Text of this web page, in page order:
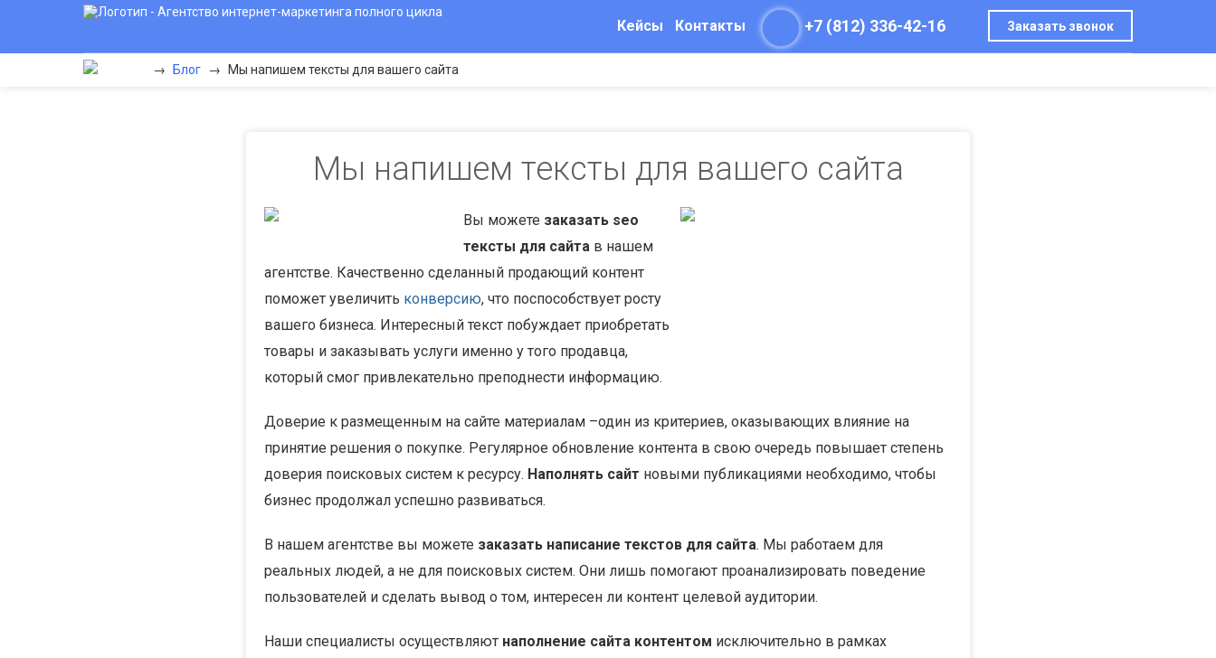
Кейсы Контакты +7 (812) 336-42-16 Заказать звонок
→ Блог → Мы напишем тексты для вашего сайта
Мы напишем тексты для вашего сайта
Вы можете заказать seo
тексты для сайта в нашем
агентстве. Качественно сделанный продающий контент
поможет увеличить конверсию, что поспособствует росту
вашего бизнеса. Интересный текст побуждает приобретать
товары и заказывать услуги именно у того продавца,
который смог привлекательно преподнести информацию.
Доверие к размещенным на сайте материалам –один из критериев, оказывающих влияние на
принятие решения о покупке. Регулярное обновление контента в свою очередь повышает степень
доверия поисковых систем к ресурсу. Наполнять сайт новыми публикациями необходимо, чтобы
бизнес продолжал успешно развиваться.
В нашем агентстве вы можете заказать написание текстов для сайта. Мы работаем для
реальных людей, а не для поисковых систем. Они лишь помогают проанализировать поведение
пользователей и сделать вывод о том, интересен ли контент целевой аудитории.
Наши специалисты осуществляют наполнение сайта контентом исключительно в рамках